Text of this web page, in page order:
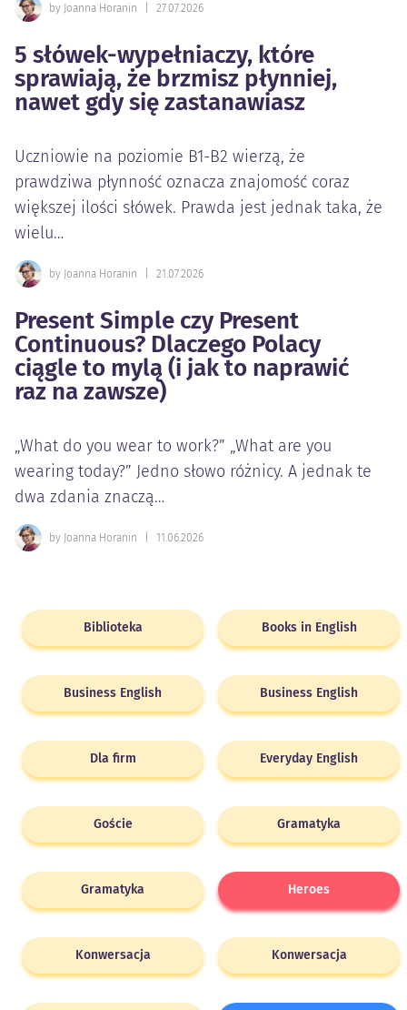
by Joanna Horanin 27.07.2026
5 słówek-wypełniaczy, które
sprawiają, że brzmisz płynniej,
nawet gdy się zastanawiasz
Uczniowie na poziomie B1-B2 wierzą, że
prawdziwa płynność oznacza znajomość coraz
większej ilości słówek. Prawda jest jednak taka, że
wielu…
by Joanna Horanin 21.07.2026
Present Simple czy Present
Continuous? Dlaczego Polacy
ciągle to mylą (i jak to naprawić
raz na zawsze)
„What do you wear to work?” „What are you
wearing today?” Jedno słowo różnicy. A jednak te
dwa zdania znaczą…
by Joanna Horanin 11.06.2026
Biblioteka Books in English
Business English Business English
Dla firm Everyday English
Goście Gramatyka
Gramatyka Heroes
Konwersacja Konwersacja